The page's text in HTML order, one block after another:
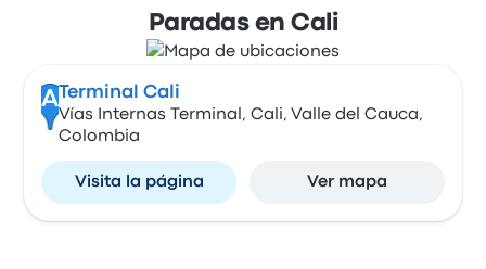
Paradas en Cali
A Terminal Cali
Vías Internas Terminal, Cali, Valle del Cauca,
Colombia
Visita la página Ver mapa